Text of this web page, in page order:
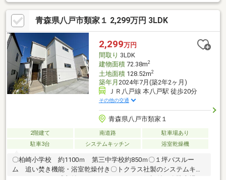
集中配置で、家事も身支度も効率よくこなせる◆中央16帖LDK＋
両サイド居室で生まれる、ちょうどいい距離感◆ゆったり入れる
一坪タイプの浴室◆ネイルサロンや学習塾店舗にもおすすめ◎平
日、土日祝問わずご案内いたします！◎見学のご予約は「見学予
約ボタン」からお好きな日時をご予約ください。◎当日のご見学
はお電話からお気軽にどうぞ♪
青森県八戸市類家１ 2,299万円 3LDK
2,299万円
間取り 3LDK
建物面積72.38m2
土地面積128.52m2
築年月 2024年7月(築2年2ヶ月)
ＪＲ八戸線 本八戸駅 徒歩20分
その他の交通
青森県八戸市類家１
2階建て 南道路
駐車場あり
駐車3台
システムキッチン 浴室乾燥機
〇柏崎小学校 約1100ｍ 第三中学校約850ｍ〇１坪バスルー
ム 追い焚き機能・浴室乾燥付き〇トクラス社製のシステムキッ